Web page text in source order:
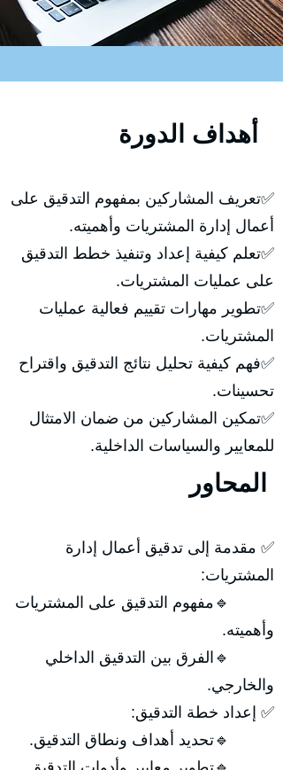
✅تعريف المشاركين بمفهوم التدقيق على
أعمال إدارة المشتريات وأهميته.
✅تعلم كيفية إعداد وتنفيذ خطط التدقيق
على عمليات المشتريات.
✅تطوير مهارات تقييم فعالية عمليات
المشتريات.
✅فهم كيفية تحليل نتائج التدقيق واقتراح
تحسينات.
✅تمكين المشاركين من ضمان الامتثال
للمعايير والسياسات الداخلية.
✅ مقدمة إلى تدقيق أعمال إدارة
المشتريات:
🔹مفهوم التدقيق على المشتريات
وأهميته.
🔹الفرق بين التدقيق الداخلي
والخارجي.
✅ إعداد خطة التدقيق:
🔹تحديد أهداف ونطاق التدقيق.